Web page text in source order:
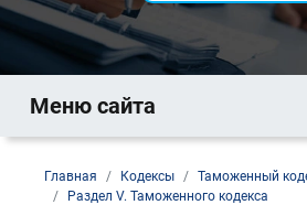
Меню сайта
Главная Кодексы
Таможенный
Раздел V. Таможенного кодекса